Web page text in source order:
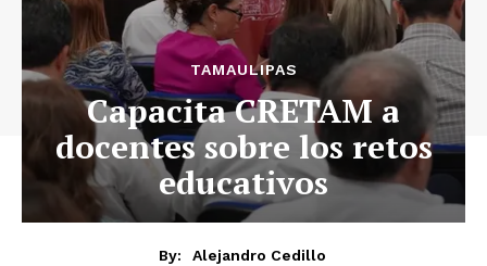
TAMAULIPAS
Capacita CRETAM a
docentes sobre los retos
educativos
By:
Alejandro Cedillo